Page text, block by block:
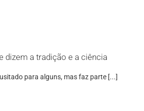
dizem a tradição e a ciência
para alguns, mas faz parte [...]